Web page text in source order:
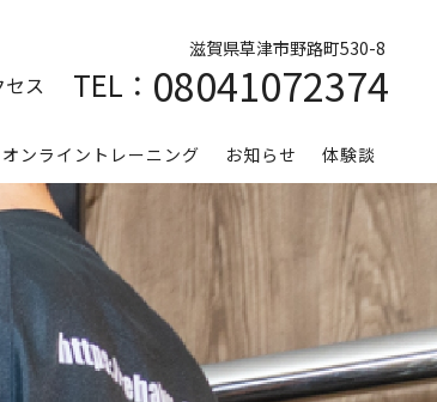
滋賀県草津市野路町530-8
TEL： 08041072374
セス
オンライントレーニング お知らせ 体験談